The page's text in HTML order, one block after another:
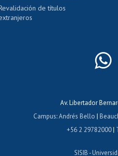
de títulos
Av. Libertador
Campus:Andrés Bello |
+56 2 29782000|
SISIB -